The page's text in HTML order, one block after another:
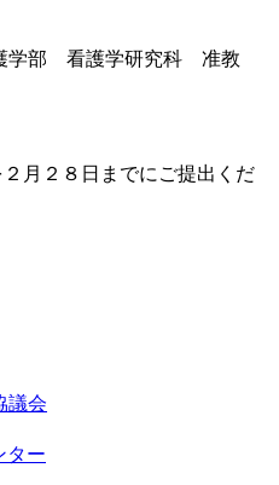
学部 看護学研究科 准教
２８日までにご提出くだ